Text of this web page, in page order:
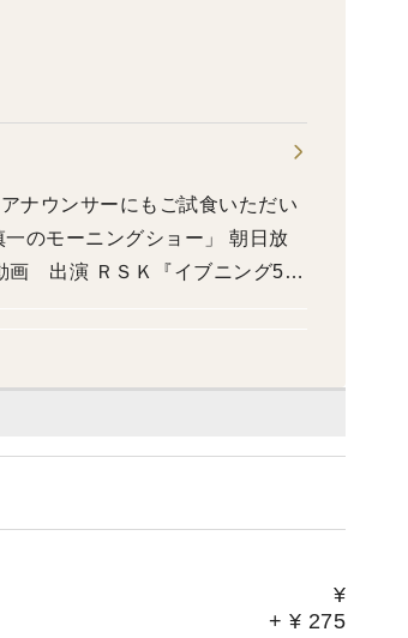
¥
+ ¥ 275
画 出演 ＲＳＫ『イブニング5